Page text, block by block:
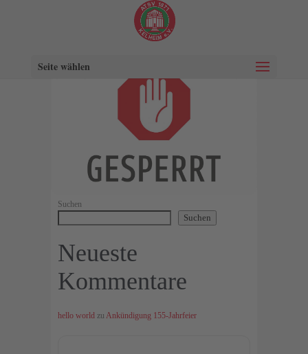
Seite wählen
Suchen
Suchen
Neueste
Kommentare
hello world zu Ankündigung 155-Jahrfeier